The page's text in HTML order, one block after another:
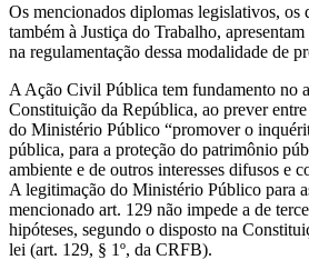
Os mencionados diplomas legislativos, os
também à Justiça do Trabalho,
na regulamentação dessa modalidade de
A Ação Civil Pública tem fundamento no
Constituição da República, ao prever
do Ministério Público “promover o
pública, para a proteção do patrimônio
ambiente e de outros interesses difusos e
A legitimação do Ministério Público para
mencionado art. 129 não impede a de
hipóteses, segundo o disposto na
lei (art. 129, § 1º, da CRFB).